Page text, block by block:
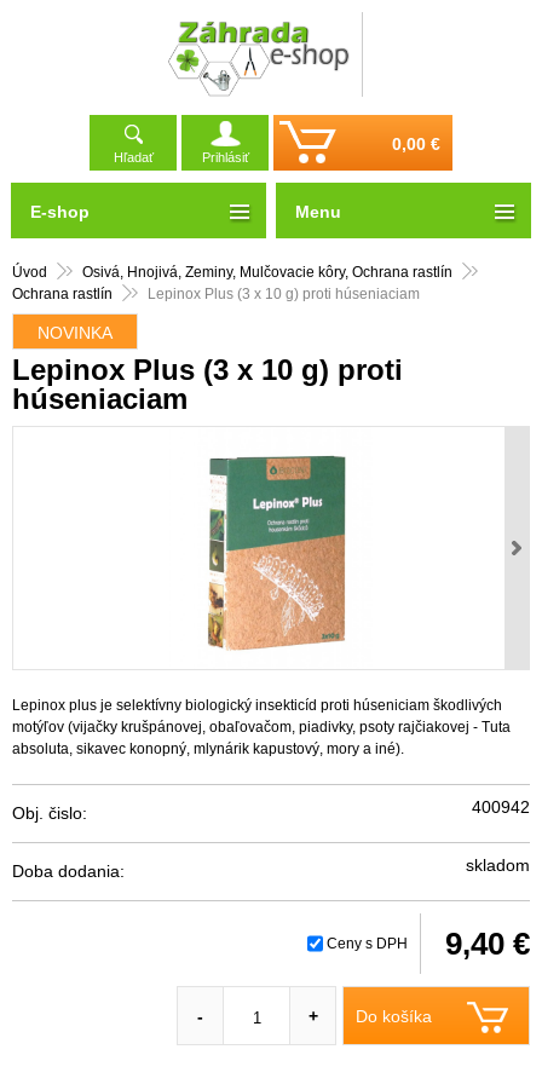
Hľadať Prihlásiť
0,00 €
Úvod
Osivá, Hnojivá, Zeminy, Mulčovacie kôry, Ochrana rastlín
Ochrana rastlín
Lepinox Plus (3 x 10 g) proti húseniaciam
NOVINKA
Lepinox Plus (3 x 10 g) proti
húseniaciam
Lepinox plus je selektívny biologický insekticíd proti húseniciam škodlivých
motýľov (vijačky krušpánovej, obaľovačom, piadivky, psoty rajčiakovej - Tuta
absoluta, sikavec konopný, mlynárik kapustový, mory a iné).
Obj. čislo: 400942
Doba dodania: skladom
Ceny s DPH 9,40 €
Do košíka
- +
E-shop Menu